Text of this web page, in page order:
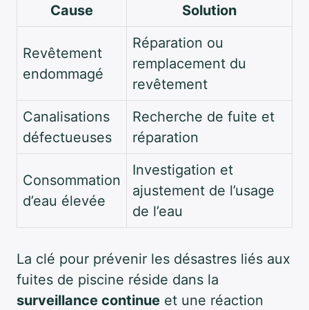
Cause Solution
Revêtement
endommagé
Réparation ou
remplacement du
revêtement
Canalisations
défectueuses
Recherche de fuite et
réparation
Consommation
d’eau élevée
Investigation et
ajustement de l’usage
de l’eau
La clé pour prévenir les désastres liés aux
fuites de piscine réside dans la
surveillance continue et une réaction